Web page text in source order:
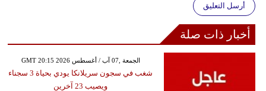
أرسل التعليق
أخبار ذات صلة
GMT 20:15 2026 الجمعة ,07 آب / أغسطس
شغب في سجون سريلانكا يودي بحياة 3 سجناء
ويصيب 23 آخرين